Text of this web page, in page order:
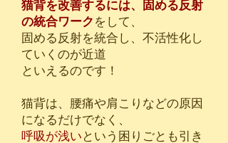
​猫背を改善するには、固める反射
の統合ワーク をして、
​固める反射を統合し、不活性化し
ていくのが近道
といえるのです！
猫背は、腰痛や肩こりなどの原因
になるだけでなく、
呼吸が浅い という困りごとも引き